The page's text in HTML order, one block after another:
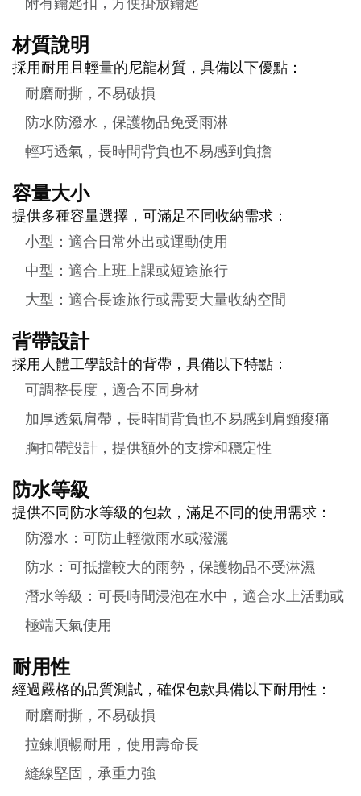
材質說明
採用耐用且輕量的尼龍材質，具備以下優點：
耐磨耐撕，不易破損
防水防潑水，保護物品免受雨淋
輕巧透氣，長時間背負也不易感到負擔
容量大小
提供多種容量選擇，可滿足不同收納需求：
小型：適合日常外出或運動使用
中型：適合上班上課或短途旅行
大型：適合長途旅行或需要大量收納空間
背帶設計
採用人體工學設計的背帶，具備以下特點：
可調整長度，適合不同身材
加厚透氣肩帶，長時間背負也不易感到肩頸痠痛
胸扣帶設計，提供額外的支撐和穩定性
防水等級
提供不同防水等級的包款，滿足不同的使用需求：
防潑水：可防止輕微雨水或潑灑
防水：可抵擋較大的雨勢，保護物品不受淋濕
潛水等級：可長時間浸泡在水中，適合水上活動或
極端天氣使用
耐用性
經過嚴格的品質測試，確保包款具備以下耐用性：
耐磨耐撕，不易破損
拉鍊順暢耐用，使用壽命長
縫線堅固，承重力強